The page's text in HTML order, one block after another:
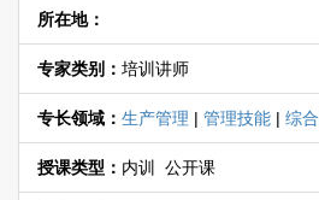
所在地：
专家类别： 培训讲师
专长领域： 生产管理 | 管理技能 | 综
授课类型： 内训 公开课